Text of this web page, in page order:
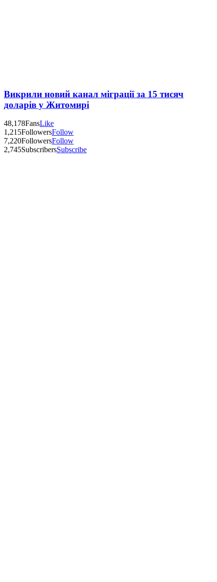
Викрили новий канал міграції за 15 тисяч
доларів у Житомирі
48,178FansLike
1,215FollowersFollow
7,220FollowersFollow
2,745SubscribersSubscribe